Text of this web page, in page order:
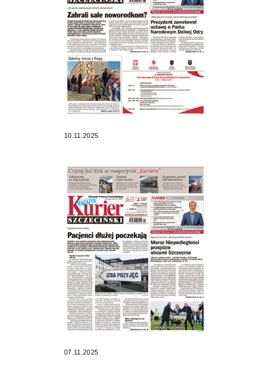
10.11.2025
07.11.2025